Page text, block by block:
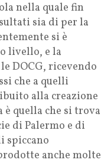
nella quale fin
sia di per la
si è
livello, e la
DOCG, ricevendo
che a quelli
alla creazione
quella che si trova
di Palermo e di
spiccano
anche molte